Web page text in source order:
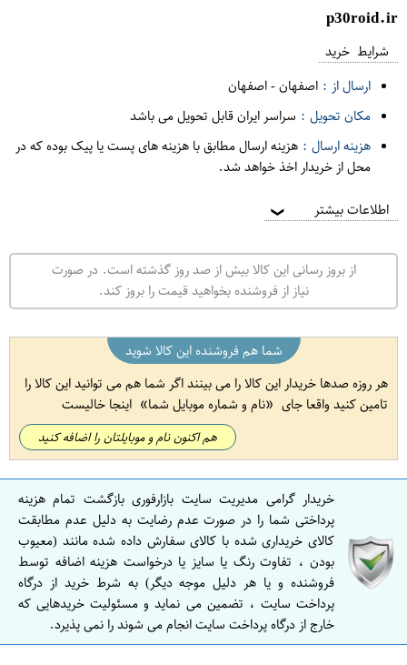
p30roid.ir
شرایط خرید
ارسال از : اصفهان-اصفهان
مکان تحویل : سراسر ایران قابل تحویل می باشد
هزینه ارسال : هزینه ارسال مطابق با هزینه های پست یا پیک بوده که در
محل از خریدار اخذ خواهد شد.
اطلاعات بیشتر ❯
از بروز رسانی این کالا بیش از صد روز گذشته است. در صورت
نیاز از فروشنده بخواهید قیمت را بروز کند.
شما هم فروشنده این کالا شوید
هر روزه صدها خریدار این کالا را می بینند اگر شما هم می توانید این کالا را
تامین کنید واقعا جای
نام و شماره موبایل شما اینجا خالیست
هم اکنون نام و موبایلتان را اضافه کنید
خریدار گرامی مدیریت سایت بازارفوری بازگشت تمام هزینه
پرداختی شما را در صورت عدم رضایت به دلیل عدم مطابقت
کالای خریداری شده با کالای سفارش داده شده مانند (معیوب
بودن ، تفاوت رنگ یا سایز یا درخواست هزینه اضافه توسط
فروشنده و یا هر دلیل موجه دیگر) به شرط خرید از درگاه
پرداخت سایت ، تضمین می نماید و مسئولیت خریدهایی که
خارج از درگاه پرداخت سایت انجام می شوند را نمی پذیرد.